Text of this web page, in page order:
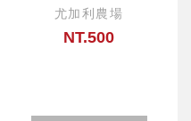
尤加利農場
NT.500